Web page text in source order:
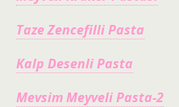
Taze Zencefilli Pasta
Kalp Desenli Pasta
Mevsim Meyveli Pasta-2